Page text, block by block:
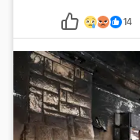
14